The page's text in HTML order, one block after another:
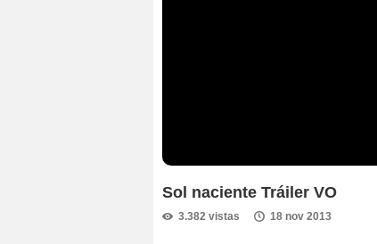
Sol naciente Tráiler VO
3.382 vistas 18 nov 2013